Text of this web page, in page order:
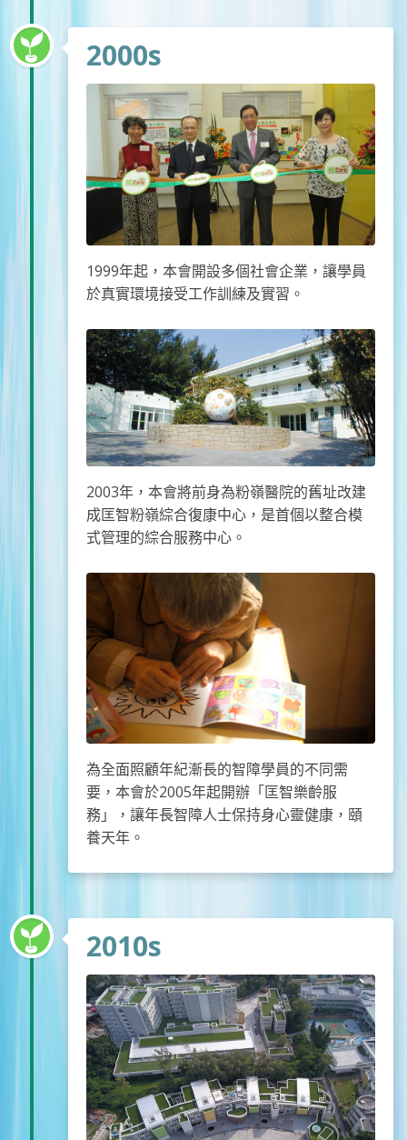
2000s
1999年起，本會開設多個社會企業，讓學員
於真實環境接受工作訓練及實習。
2003年，本會將前身為粉嶺醫院的舊址改建
成匡智粉嶺綜合復康中心，是首個以整合模
式管理的綜合服務中心。
為全面照顧年紀漸長的智障學員的不同需
要，本會於2005年起開辦「匡智樂齡服
務」，讓年長智障人士保持身心靈健康，頤
養天年。
2010s